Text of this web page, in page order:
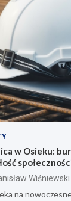
w Osieku:
Wiśniewski
na